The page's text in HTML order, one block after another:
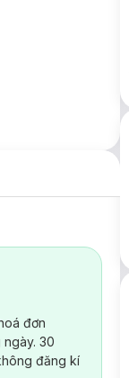
đơn
30
đăng kí